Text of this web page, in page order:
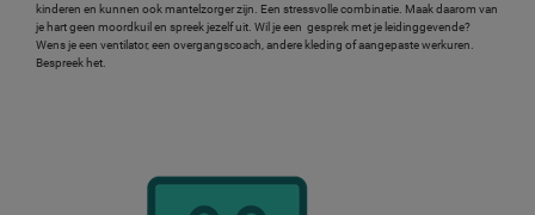
kinderen en kunnen ook mantelzorger zijn. Een stressvolle combinatie. Maak daarom van
je hart geen moordkuil en spreek jezelf uit. Wil je een gesprek met je leidinggevende?
Wens je een ventilator, een overgangscoach, andere kleding of aangepaste werkuren.
Bespreek het.